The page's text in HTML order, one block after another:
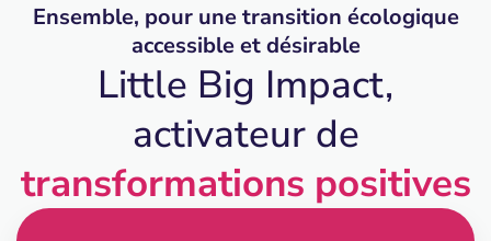
Ensemble, pour une transition écologique
accessible et désirable
Little Big Impact,
activateur de
transformations positives